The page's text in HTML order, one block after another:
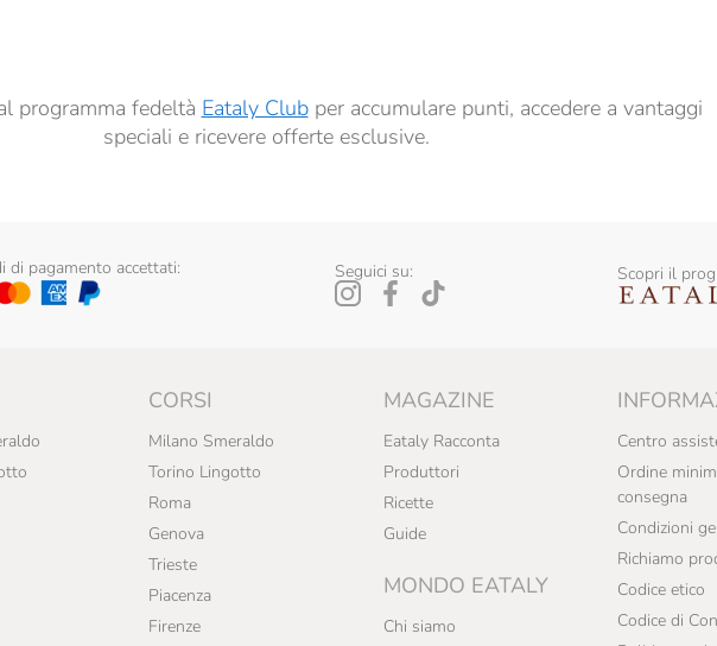
programma fedeltà Eataly Clubper accumulare punti, accedere a vantaggi
speciali e ricevere offerte esclusive.
di pagamento accettati: Seguici su: Scopri il
CORSI
Milano Smeraldo
Torino Lingotto
Roma
Genova
Trieste
Piacenza
Firenze
MAGAZINE
Eataly Racconta
Produttori
Ricette
Guide
MONDO EATALY
Chi siamo
Centro
Ordine
consegna
Condizioni
Richiamo
Codice etico
Codice di